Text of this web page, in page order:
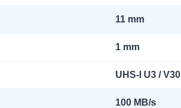
11 mm
1 mm
UHS-I U3 / V30
100 MB/s